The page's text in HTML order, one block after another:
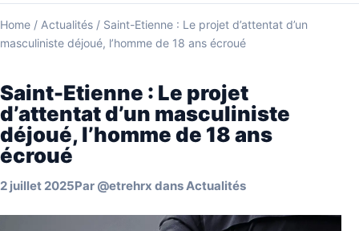
Home / Actualités / Saint-Etienne : Le projet d’attentat d’un
masculiniste déjoué, l’homme de 18 ans écroué
Saint-Etienne : Le projet
d’attentat d’un masculiniste
déjoué, l’homme de 18 ans
écroué
2 juillet 2025Par @etrehrx dansActualités